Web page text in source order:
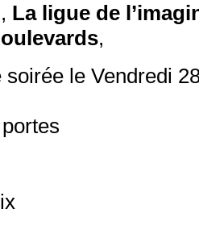
, La ligue de
,
soirée le Vendredi
des
des